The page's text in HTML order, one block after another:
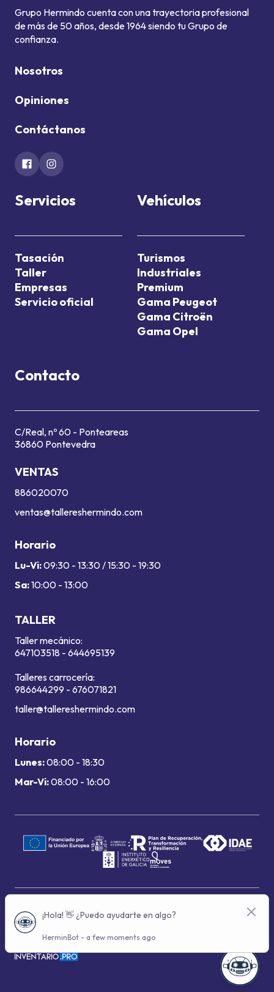
Grupo Hermindo cuenta con una trayectoria profesional
de más de 50 años, desde 1964 siendo tu Grupo de
confianza.
Nosotros
Opiniones
Contáctanos
Servicios
Tasación
Taller
Empresas
Servicio oficial
Vehículos
Turismos
Industriales
Premium
Gama Peugeot
Gama Citroën
Gama Opel
Contacto
C/Real, nº 60 - Ponteareas
36860 Pontevedra
VENTAS
886020070
ventas@tallereshermindo.com
Horario
Lu-Vi:09:30 - 13:30 / 15:30 - 19:30
Sa:10:00 - 13:00
TALLER
Taller mecánico:
647103518 - 644695139
Talleres carrocería:
986644299 - 676071821
taller@tallereshermindo.com
Horario
Lunes:08:00 - 18:30
Mar-Vi:08:00 - 16:00
Términos de uso
Política de privacidad
Política de cookies
© 2024 Grupo Hermindo - Con la tecnología de: